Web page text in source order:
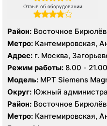
Отзыв об оборудовании
Район: Восточное
Москворечье-Сабурово,
Южное Орехово-
Чертаново, Центральное
, Южное Чертаново ,
Метро: Кантемировская,
Пражская, Улица
Старокачаловская,
Адрес: г. Москва,
Режим работы: 8.00 - 21.00
Модель: МРТ Siemens
Округ: Южный
Район: Восточное
Москворечье-Сабурово,
Южное Орехово-
Метро: Кантемировская,